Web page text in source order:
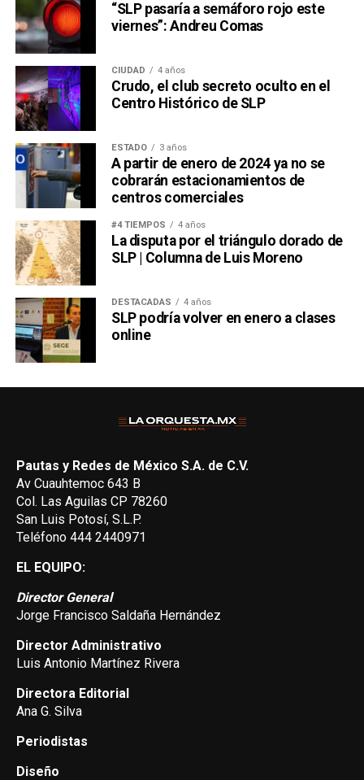
“SLP pasaría a semáforo rojo este
viernes”: Andreu Comas
CIUDAD 4 años
Crudo, el club secreto oculto en el
Centro Histórico de SLP
ESTADO 3 años
A partir de enero de 2024 ya no se
cobrarán estacionamientos de
centros comerciales
#4 TIEMPOS 4 años
La disputa por el triángulo dorado de
SLP | Columna de Luis Moreno
DESTACADAS 4 años
SLP podría volver en enero a clases
online
Pautas y Redes de México S.A. de C.V.
Av Cuauhtemoc 643 B
Col. Las Aguilas CP 78260
San Luis Potosí, S.L.P.
Teléfono 444 2440971
EL EQUIPO:
Director General
Jorge Francisco Saldaña Hernández
Director Administrativo
Luis Antonio Martínez Rivera
Directora Editorial
Ana G. Silva
Periodistas
Diseño